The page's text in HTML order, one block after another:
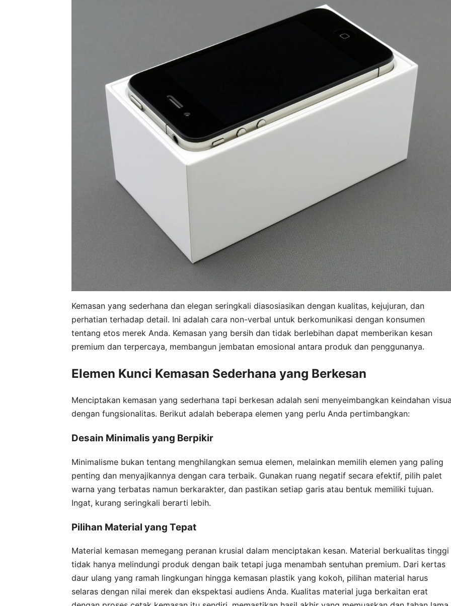
Kemasan yang sederhana dan elegan seringkali diasosiasikan dengan kualitas, kejujuran, dan
perhatian terhadap detail. Ini adalah cara non-verbal untuk berkomunikasi dengan konsumen
tentang etos merek Anda. Kemasan yang bersih dan tidak berlebihan dapat memberikan kesan
premium dan terpercaya, membangun jembatan emosional antara produk dan penggunanya.
Elemen Kunci Kemasan Sederhana yang Berkesan
Menciptakan kemasan yang sederhana tapi berkesan adalah seni menyeimbangkan keindahan
dengan fungsionalitas. Berikut adalah beberapa elemen yang perlu Anda pertimbangkan:
Desain Minimalis yang Berpikir
Minimalisme bukan tentang menghilangkan semua elemen, melainkan memilih elemen yang paling
penting dan menyajikannya dengan cara terbaik. Gunakan ruang negatif secara efektif, pilih palet
warna yang terbatas namun berkarakter, dan pastikan setiap garis atau bentuk memiliki tujuan.
Ingat, kurang seringkali berarti lebih.
Pilihan Material yang Tepat
Material kemasan memegang peranan krusial dalam menciptakan kesan. Material berkualitas tinggi
tidak hanya melindungi produk dengan baik tetapi juga menambah sentuhan premium. Dari kertas
daur ulang yang ramah lingkungan hingga kemasan plastik yang kokoh, pilihan material harus
selaras dengan nilai merek dan ekspektasi audiens Anda. Kualitas material juga berkaitan erat